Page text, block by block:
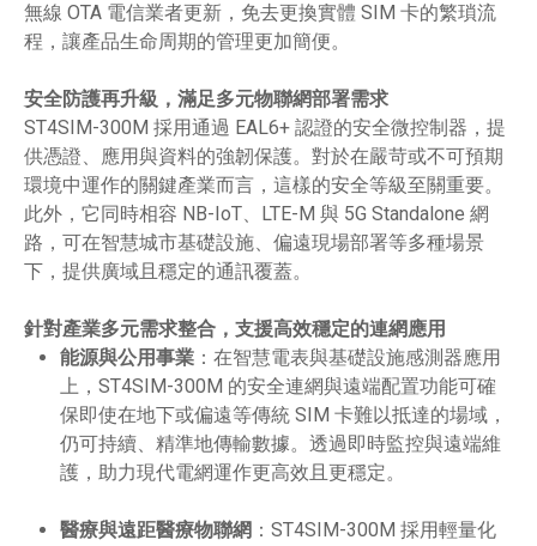
無線 OTA 電信業者更新，免去更換實體 SIM 卡的繁瑣流
程，讓產品生命周期的管理更加簡便。
安全防護再升級，滿足多元物聯網部署需求
ST4SIM-300M 採用通過 EAL6+ 認證的安全微控制器，提
供憑證、應用與資料的強韌保護。對於在嚴苛或不可預期
環境中運作的關鍵產業而言，這樣的安全等級至關重要。
此外，它同時相容 NB-IoT、LTE-M 與 5G Standalone 網
路，可在智慧城市基礎設施、偏遠現場部署等多種場景
下，提供廣域且穩定的通訊覆蓋。
針對產業多元需求整合，支援高效穩定的連網應用
能源與公用事業 ：在智慧電表與基礎設施感測器應用
上，ST4SIM-300M 的安全連網與遠端配置功能可確
保即使在地下或偏遠等傳統 SIM 卡難以抵達的場域，
仍可持續、精準地傳輸數據。透過即時監控與遠端維
護，助力現代電網運作更高效且更穩定。
醫療與遠距醫療物聯網 ：ST4SIM-300M 採用輕量化